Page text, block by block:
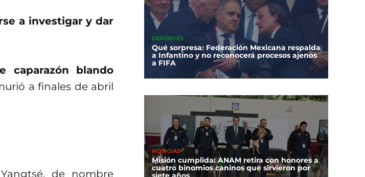
a investigar y dar
caparazón blando
a finales de abril
de nombre
DEPORTES
Qué sorpresa: Federación Mexicana respalda
a Infantino y no reconocerá procesos ajenos
a FIFA
NOTICIAS
Misión cumplida: ANAM retira con honores a
cuatro binomios caninos que sirvieron por